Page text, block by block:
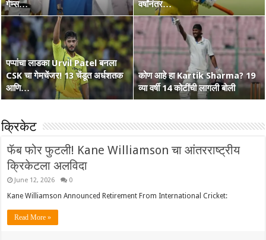
गेम्स…
वर्षांनंतर…
पप्पांचा लाडका Urvil Patel बनला
CSK चा गेमचेंजर! 13 चेंडूत अर्धशतक
आणि…
कोण आहे हा Kartik Sharma? 19
व्या वर्षी 14 कोटींची लागली बोली
कृष्णभक्त, शेन वॉर्न आणि बरंच काही
…
सरपंच श्रेयसच्या Punjab Kings चा
वर्ल्ड रेकॉर्ड! दिल्लीविरूद्ध चेस केले 264
Australia Retain The Ashes
2025-2026
क्रिकेट
फॅब फोर फुटली! Kane Williamson चा आंतरराष्ट्रीय
क्रिकेटला अलविदा
June 12, 2026 0
Kane Williamson Announced Retirement From International Cricket:
Read More »